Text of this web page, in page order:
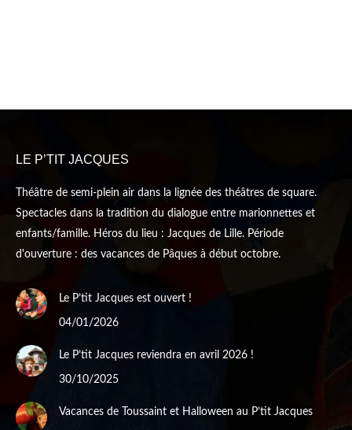
LE P’TIT JACQUES
Théâtre de semi-plein air dans la lignée des théâtres de square.
Spectacles dans la tradition du dialogue entre marionnettes et
enfants/famille. Héros du lieu : Jacques de Lille. Période
d'ouverture : des vacances de Pâques à début octobre.
Le P’tit Jacques est ouvert !
04/01/2026
Le P’tit Jacques reviendra en avril 2026 !
30/10/2025
Vacances de Toussaint et Halloween au P’tit Jacques